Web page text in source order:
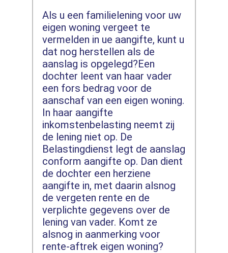
Als u een familielening voor uw
eigen woning vergeet te
vermelden in ue aangifte, kunt u
dat nog herstellen als de
aanslag is opgelegd?Een
dochter leent van haar vader
een fors bedrag voor de
aanschaf van een eigen woning.
In haar aangifte
inkomstenbelasting neemt zij
de lening niet op. De
Belastingdienst legt de aanslag
conform aangifte op. Dan dient
de dochter een herziene
aangifte in, met daarin alsnog
de vergeten rente en de
verplichte gegevens over de
lening van vader. Komt ze
alsnog in aanmerking voor
rente-aftrek eigen woning?